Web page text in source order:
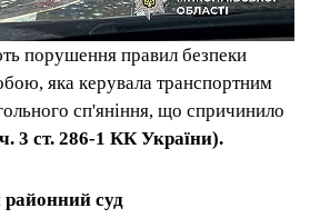
порушення правил безпеки
яка керувала транспортним
сп'яніння, що спричинило
3 ст. 286-1 КК України).
районний суд